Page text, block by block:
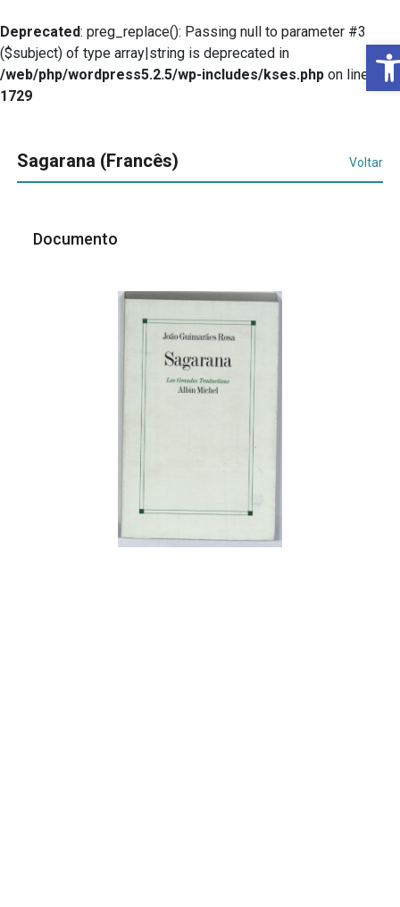
Deprecated: preg_replace(): Passing null to parameter #3
($subject) of type array|string is deprecated in
/web/php/wordpress5.2.5/wp-includes/kses.php on line
1729
Sagarana (Francês) Voltar
Documento